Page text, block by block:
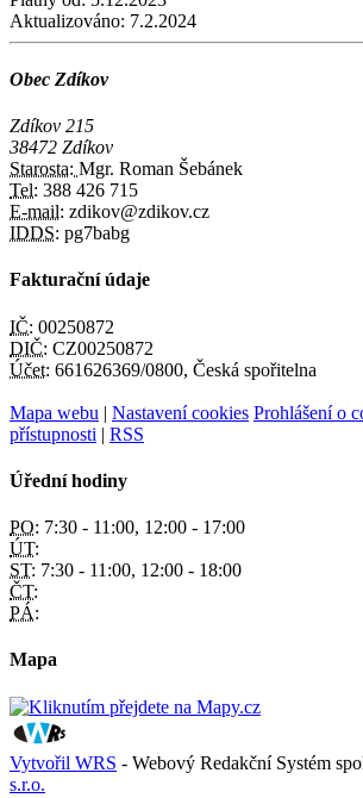
Aktualizováno: 7.2.2024
Obec Zdíkov
Zdíkov 215
38472 Zdíkov
Starosta: Mgr. Roman Šebánek
Tel: 388 426 715
E-mail: zdikov@zdikov.cz
IDDS: pg7babg
Fakturační údaje
IČ: 00250872
DIČ: CZ00250872
Účet: 661626369/0800, Česká spořitelna
Mapa webu | Nastavení cookies Prohlášení o
přístupnosti | RSS
Úřední hodiny
PO: 7:30 - 11:00, 12:00 - 17:00
ÚT:
ST: 7:30 - 11:00, 12:00 - 18:00
ČT:
PÁ:
Mapa
Vytvořil WRS - Webový Redakční Systém
s.r.o.